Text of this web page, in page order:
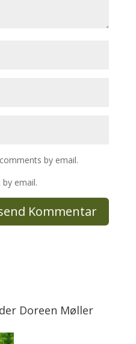
by email.
email.
Doreen Møller